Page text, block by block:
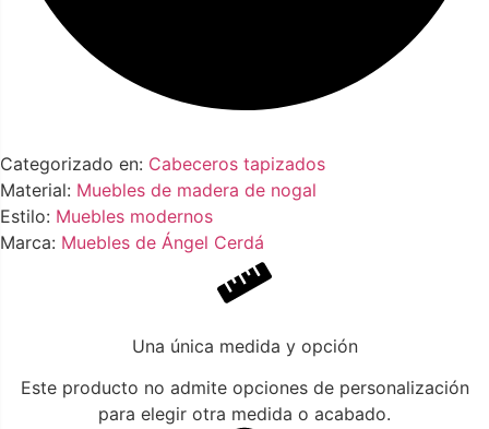
Categorizado en: Cabeceros tapizados
Material: Muebles de madera de nogal
Estilo: Muebles modernos
Marca: Muebles de Ángel Cerdá
Una única medida y opción
Este producto no admite opciones de personalización
para elegir otra medida o acabado.